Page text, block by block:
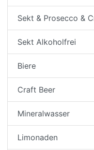
Sekt & Prosecco &
Sekt Alkoholfrei
Biere
Craft Beer
Mineralwasser
Limonaden